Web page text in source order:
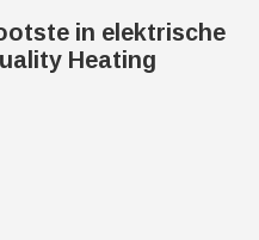
in elektrische
Heating